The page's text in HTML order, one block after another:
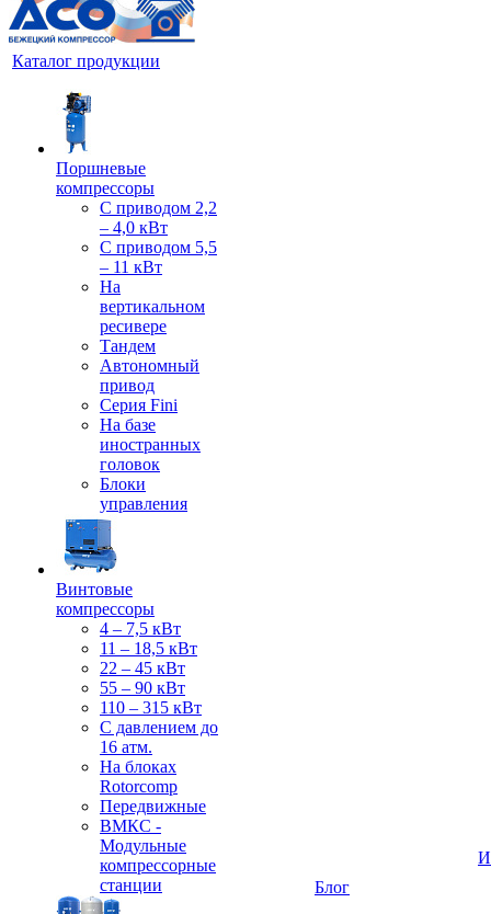
Каталог продукции
Поршневые
компрессоры
С приводом 2,2
– 4,0 кВт
С приводом 5,5
– 11 кВт
На
вертикальном
ресивере
Тандем
Автономный
привод
Серия Fini
На базе
иностранных
головок
Блоки
управления
Винтовые
компрессоры
4 – 7,5 кВт
11 – 18,5 кВт
22 – 45 кВт
55 – 90 кВт
110 – 315 кВт
С давлением до
16 атм.
На блоках
Rotorcomp
Передвижные
ВМКС -
Модульные
компрессорные
станции
Блог